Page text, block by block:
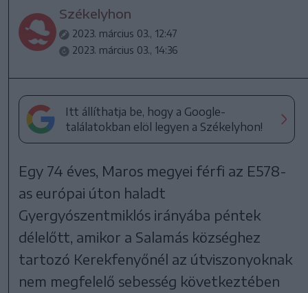
Székelyhon
2023. március 03., 12:47
2023. március 03., 14:36
Itt állíthatja be, hogy a Google-
találatokban elöl legyen a Székelyhon!
Egy 74 éves, Maros megyei férfi az E578-
as európai úton haladt
Gyergyószentmiklós irányába péntek
délelőtt, amikor a Salamás községhez
tartozó Kerekfenyőnél az útviszonyoknak
nem megfelelő sebesség következtében